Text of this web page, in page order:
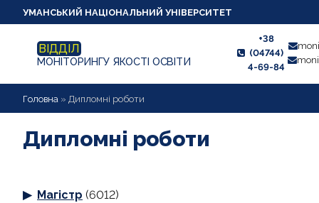
УМАНСЬКИЙ НАЦІОНАЛЬНИЙ УНІВЕРСИТЕТ
ВІДДІЛ
МОНІТОРИНГУ ЯКОСТІ ОСВІТИ
+38
(04744)
4-69-84
НОВИНИ
ПРО ВІДДІЛ
ВИКЛАДАЧУ
Головна » Дипломні роботи
Дипломні роботи
Магістр (6012)